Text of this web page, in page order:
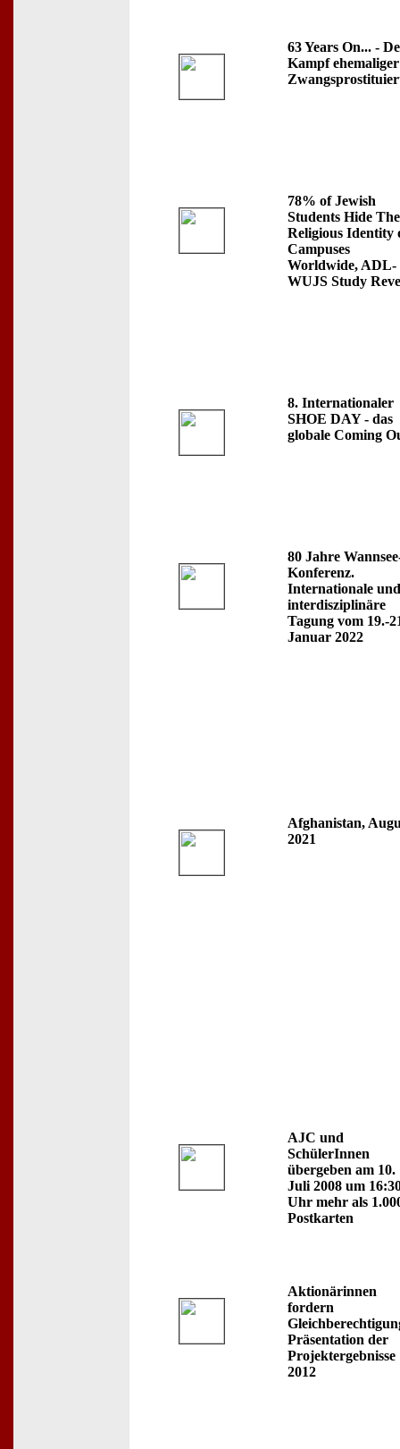
63 Years On... -
Kampf ehemaliger
78% of Jewish
Students Hide
Religious Identity
Campuses
Worldwide, ADL-
WUJS Study
8. Internationaler
SHOE DAY - das
globale Coming
80 Jahre
Konferenz.
Internationale und
interdisziplinäre
Tagung vom 19.-
Januar 2022
Afghanistan,
2021
AJC und
SchülerInnen
übergeben am 10.
Juli 2008 um
Uhr mehr als
Postkarten
Aktionärinnen
fordern
Präsentation der
Projektergebnisse
2012